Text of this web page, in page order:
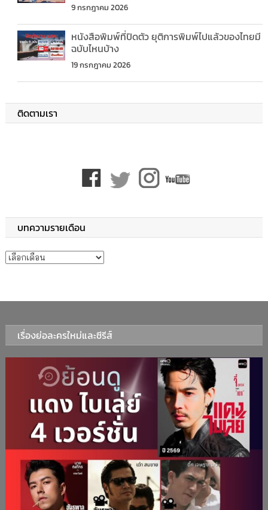
9 กรกฎาคม 2026
หนังสือพิมพ์ที่ปิดตัว ยุติการพิมพ์ไปแล้วของไทยมี
ฉบับไหนบ้าง
19 กรกฎาคม 2026
ติดตามเรา
บทความรายเดือน
บทความรายเดือน
เรื่องย่อละครใหม่และซีรีส์